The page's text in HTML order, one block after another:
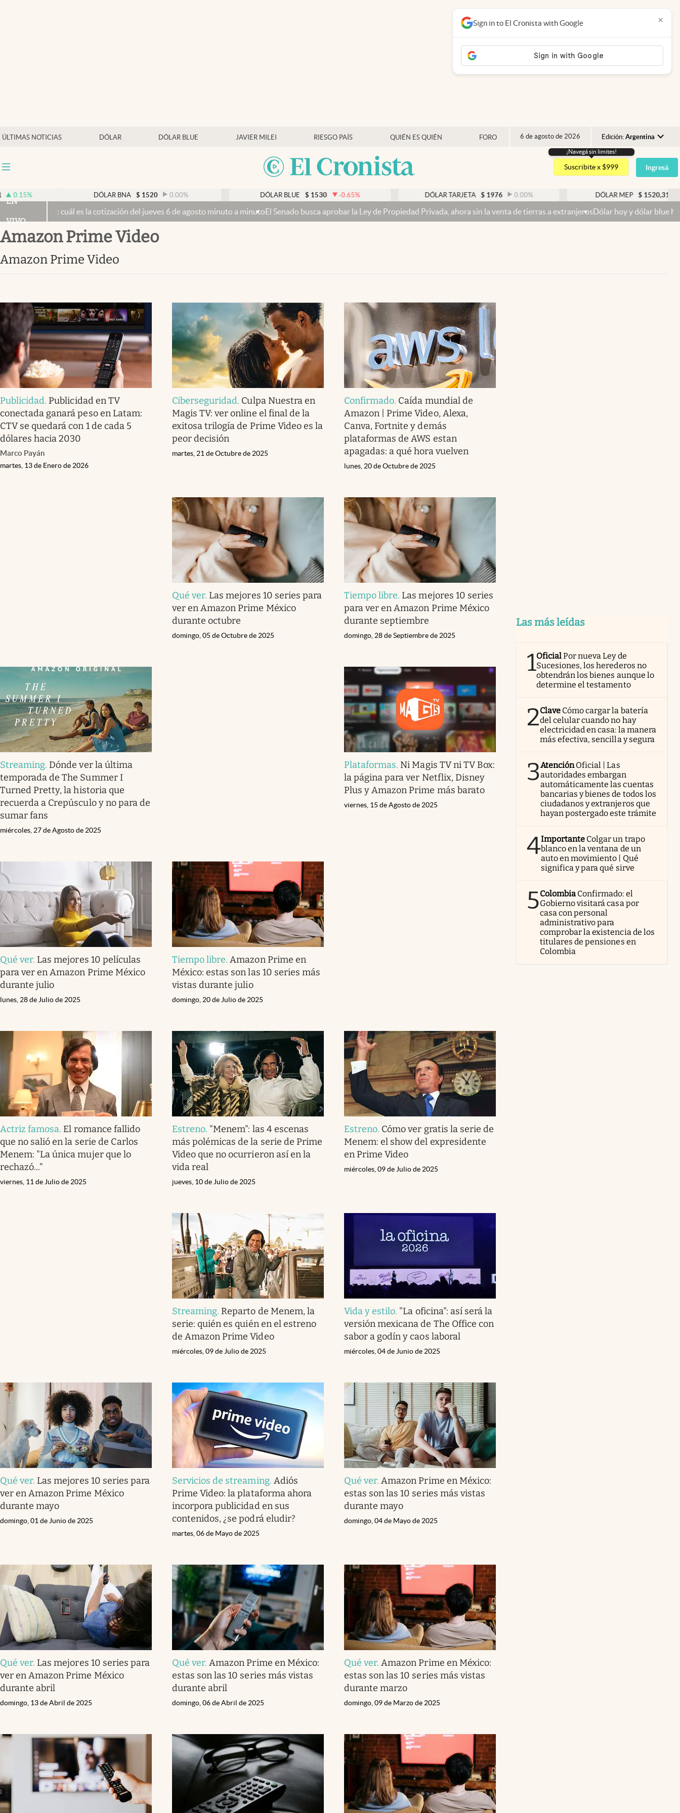
ÚLTIMAS NOTICIAS DÓLAR DÓLAR BLUE JAVIER MILEI RIESGO PAÍS QUIÉN ES QUIÉN FORO 6 de agosto de 2026 Edición: Argentina
Argentina
España
USA
Colombia
Mercados Online
Otras secciones
Infotechnology
Eventos Corporativos
El Cronista Studio
Mediakit
abre en nueva pestaña
¡Navegá sin limites!
Suscribite x $999 Ingresá
$ 1520 0.00% DÓLAR BLUE $ 1530 -0.65% DÓLAR TARJETA $ 1976 0.00% $ 1520,31 0.15%
EN
VIVO
es la cotización del jueves 6 de agosto minuto a minuto El Senado busca aprobar la Ley de Propiedad Privada, ahora sin la venta de tierras a extranjerosDólar hoy y dólar blue hoy: cuál es la
Sign in to El Cronista with Google ×
Amazon Prime Video
Amazon Prime Video
Publicidad. Publicidad en TV
conectada ganará peso en Latam:
CTV se quedará con 1 de cada 5
dólares hacia 2030
Marco Payán
martes, 13 de Enero de 2026
Ciberseguridad. Culpa Nuestra en
Magis TV: ver online el final de la
exitosa trilogía de Prime Video es la
peor decisión
martes, 21 de Octubre de 2025
Confirmado. Caída mundial de
Amazon | Prime Video, Alexa,
Canva, Fortnite y demás
plataformas de AWS estan
apagadas: a qué hora vuelven
lunes, 20 de Octubre de 2025
Qué ver. Las mejores 10 series para
ver en Amazon Prime México
durante octubre
domingo, 05 de Octubre de 2025
Tiempo libre. Las mejores 10 series
para ver en Amazon Prime México
durante septiembre
domingo, 28 de Septiembre de 2025
Streaming. Dónde ver la última
temporada de The Summer I
Turned Pretty, la historia que
recuerda a Crepúsculo y no para de
sumar fans
miércoles, 27 de Agosto de 2025
Plataformas. Ni Magis TV ni TV Box:
la página para ver Netflix, Disney
Plus y Amazon Prime más barato
viernes, 15 de Agosto de 2025
Qué ver. Las mejores 10 películas
para ver en Amazon Prime México
durante julio
lunes, 28 de Julio de 2025
Tiempo libre.Amazon Prime en
México: estas son las 10 series más
vistas durante julio
domingo, 20 de Julio de 2025
Actriz famosa. El romance fallido
que no salió en la serie de Carlos
Menem: "La única mujer que lo
rechazó..."
viernes, 11 de Julio de 2025
Estreno. "Menem": las 4 escenas
más polémicas de la serie de Prime
Video que no ocurrieron así en la
vida real
jueves, 10 de Julio de 2025
Estreno. Cómo ver gratis la serie de
Menem: el show del expresidente
en Prime Video
miércoles, 09 de Julio de 2025
Streaming. Reparto de Menem, la
serie: quién es quién en el estreno
de Amazon Prime Video
miércoles, 09 de Julio de 2025
Vida y estilo. "La oficina": así será la
versión mexicana de The Office con
sabor a godín y caos laboral
miércoles, 04 de Junio de 2025
Qué ver. Las mejores 10 series para
ver en Amazon Prime México
durante mayo
domingo, 01 de Junio de 2025
Servicios de streaming. Adiós
Prime Video: la plataforma ahora
incorpora publicidad en sus
contenidos, ¿se podrá eludir?
martes, 06 de Mayo de 2025
Qué ver.Amazon Prime en México:
estas son las 10 series más vistas
durante mayo
domingo, 04 de Mayo de 2025
Qué ver. Las mejores 10 series para
ver en Amazon Prime México
durante abril
domingo, 13 de Abril de 2025
Qué ver.Amazon Prime en México:
estas son las 10 series más vistas
durante abril
domingo, 06 de Abril de 2025
Qué ver.Amazon Prime en México:
estas son las 10 series más vistas
durante marzo
domingo, 09 de Marzo de 2025
Las más leídas
1OficialPor nueva Ley de
Sucesiones, los herederos no
obtendrán los bienes aunque lo
determine el testamento
2Clave Cómo cargar la batería
del celular cuando no hay
electricidad en casa: la manera
más efectiva, sencilla y segura
3AtenciónOficial | Las
autoridades embargan
automáticamente las cuentas
bancarias y bienes de todos los
ciudadanos y extranjeros que
hayan postergado este trámite
4Importante Colgar un trapo
blanco en la ventana de un
auto en movimiento | Qué
significa y para qué sirve
5Colombia Confirmado: el
Gobierno visitará casa por
casa con personal
administrativo para
comprobar la existencia de los
titulares de pensiones en
Colombia